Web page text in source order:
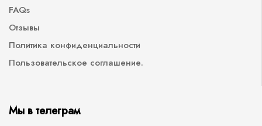
FAQs
Отзывы
Политика конфиденциальности
Пользовательское соглашение.
Мы в телеграм